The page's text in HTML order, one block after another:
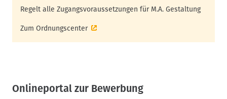
Regelt alle Zugangsvoraussetzungen für M.A. Gestaltung
Zum Ordnungscenter
Onlineportal zur Bewerbung